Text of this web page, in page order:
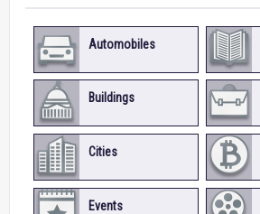
Automobiles
Buildings
Cities
Events